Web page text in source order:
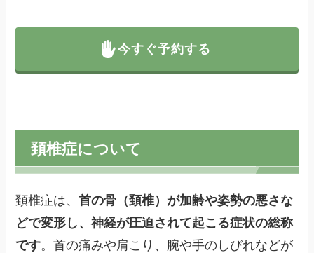
今すぐ予約する
頚椎症について
頚椎症は、首の骨（頚椎）が加齢や姿勢の悪さな
どで変形し、神経が圧迫されて起こる症状の総称
です。首の痛みや肩こり、腕や手のしびれなどが